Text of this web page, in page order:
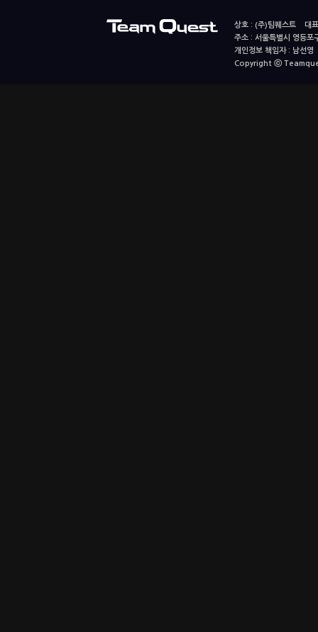
상호 : (주)팀퀘스트 대
주소 : 서울특별시 영등
개인정보 책임자 : 남
Copyright ⓒ